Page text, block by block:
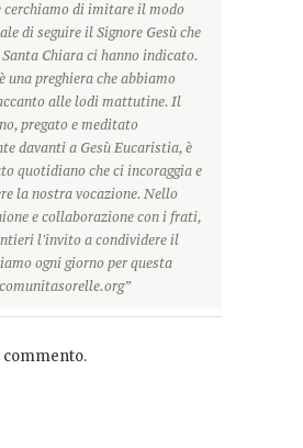
cerchiamo di imitare il modo
di seguire il Signore Gesù che
Santa Chiara ci hanno indicato.
una preghiera che abbiamo
alle lodi mattutine. Il
pregato e meditato
davanti a Gesù Eucaristia, è
quotidiano che ci incoraggia e
la nostra vocazione. Nello
e collaborazione con i frati,
l'invito a condividere il
ogni giorno per questa
commento.